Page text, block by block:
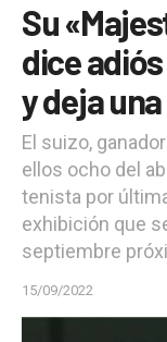
Su
dice adiós
y deja
El suizo,
ellos ocho del
tenista por
exhibición que
septiembre
15/09/2022